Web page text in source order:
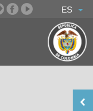
ES